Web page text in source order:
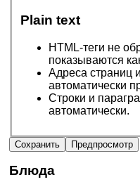
Plain text
HTML-теги не
показываются
Адреса страниц
автоматически
Строки и
автоматически.
Блюда